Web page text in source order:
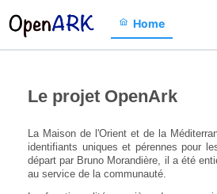
Home
Le projet OpenArk
La Maison de l'Orient et de la
identifiants uniques et pérennes pour
départ par Bruno Morandière, il a été
au service de la communauté.